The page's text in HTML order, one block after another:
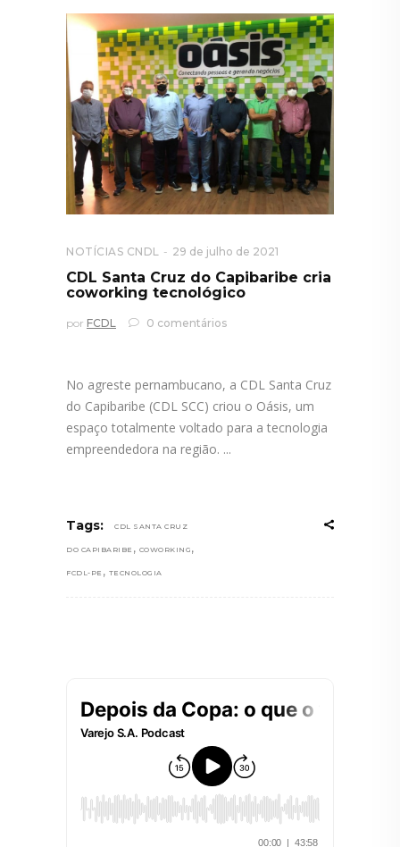
NOTÍCIAS CNDL 29 de julho de 2021
CDL Santa Cruz do Capibaribe cria
coworking tecnológico
por FCDL 0 comentários
No agreste pernambucano, a CDL Santa Cruz
do Capibaribe (CDL SCC) criou o Oásis, um
espaço totalmente voltado para a tecnologia
empreendedora na região.
Tags: CDL SANTA CRUZ
DO CAPIBARIBE , COWORKING ,
FCDL-PE , TECNOLOGIA